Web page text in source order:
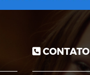
CONTATO